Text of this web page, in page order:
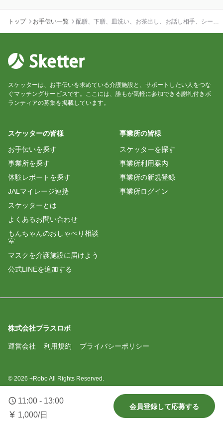
トップ お手伝い一覧
配膳、下膳、皿洗い、お茶出し、お話し相手、シーツ
11:00 - 13:00
1,000/日
会員登録して応募する
スケッターは、お手伝いを求めている介護施設と、サポートしたい人をつな
ぐマッチングサービスです。ここには、誰もが気軽に参加できる謝礼付きボ
ランティアの募集を掲載しています。
スケッターの皆様
お手伝いを探す
事業所を探す
体験レポートを探す
JALマイレージ連携
スケッターとは
よくあるお問い合わせ
もんちゃんのおしゃべり相談
室
マスクを介護施設に届けよう
公式LINEを追加する
事業所の皆様
スケッターを探す
事業所利用案内
事業所の新規登録
事業所ログイン
株式会社プラスロボ
運営会社 利用規約 プライバシーポリシー
© 2026 +Robo All Rights Reserved.